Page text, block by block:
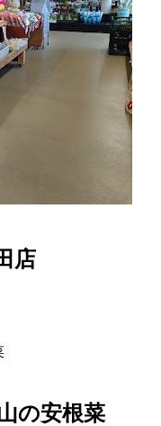
店
の安根菜